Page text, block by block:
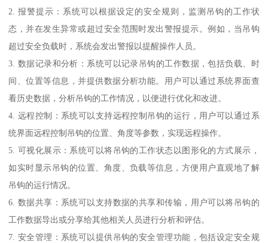
2. 报警提示：系统可以根据设定的安全规则，监测吊钩的工作状
态，并在发生异常或超过安全范围时发出警报提示。例如，当吊钩
超过安全负载时，系统会发出警报以提醒操作人员。
3. 数据记录和分析：系统可以记录吊钩的工作数据，包括负载、时
间、位置等信息，并提供数据分析功能。用户可以通过系统界面查
看历史数据，分析吊钩的工作情况，以便进行优化和改进。
4. 远程控制：系统可以支持远程控制吊钩的运行，用户可以通过系
统界面远程控制吊钩的位置、角度等参数，实现远程操作。
5. 可视化展示：系统可以将吊钩的工作状态以图形化的方式展示，
如实时显示吊钩的位置、角度、负载等信息，方便用户直观地了解
吊钩的运行情况。
6. 数据共享：系统可以支持数据的共享和传输，用户可以将吊钩的
工作数据导出或分享给其他相关人员进行分析和评估。
7. 安全管理：系统可以提供吊钩的安全管理功能，包括设定安全规